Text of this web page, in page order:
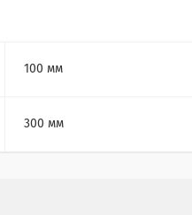
100 мм
300 мм